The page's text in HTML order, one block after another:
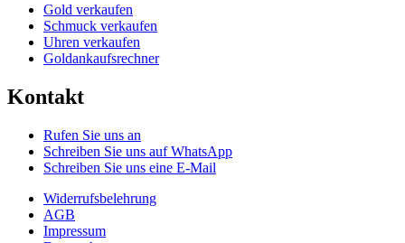
Gold verkaufen
Schmuck verkaufen
Uhren verkaufen
Goldankaufsrechner
Kontakt
Rufen Sie uns an
Schreiben Sie uns auf WhatsApp
Schreiben Sie uns eine E-Mail
Widerrufsbelehrung
AGB
Impressum